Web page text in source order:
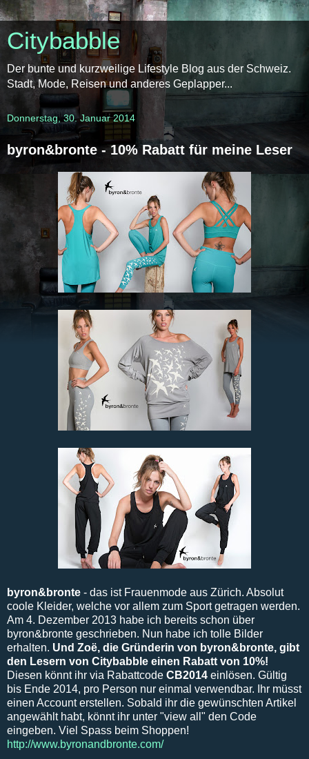
Citybabble
Der bunte und kurzweilige Lifestyle Blog aus der Schweiz.
Stadt, Mode, Reisen und anderes Geplapper...
Donnerstag, 30. Januar 2014
byron&bronte - 10% Rabatt für meine Leser
byron&bronte - das ist Frauenmode aus Zürich. Absolut
coole Kleider, welche vor allem zum Sport getragen werden.
Am 4. Dezember 2013 habe ich bereits schon über
byron&bronte geschrieben. Nun habe ich tolle Bilder
erhalten. Und Zoë, die Gründerin von byron&bronte, gibt
den Lesern von Citybabble einen Rabatt von 10%!
Diesen könnt ihr via Rabattcode CB2014 einlösen. Gültig
bis Ende 2014, pro Person nur einmal verwendbar. Ihr müsst
einen Account erstellen. Sobald ihr die gewünschten Artikel
angewählt habt, könnt ihr unter "view all" den Code
eingeben. Viel Spass beim Shoppen!
http://www.byronandbronte.com/